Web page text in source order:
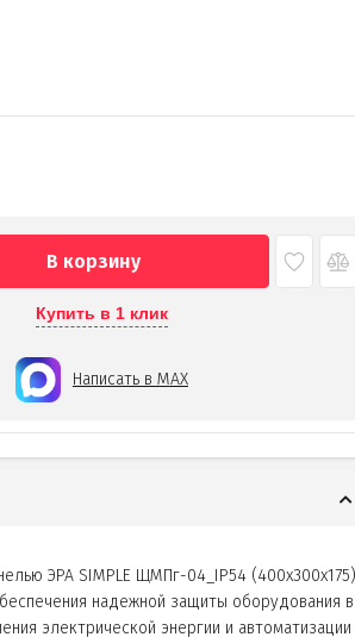
В корзину
Купить в 1 клик
Написать в MAX
ЭРА SIMPLE ЩМПг-04_IP54 (400х300х175)
надежной защиты оборудования в
электрической энергии и автоматизации